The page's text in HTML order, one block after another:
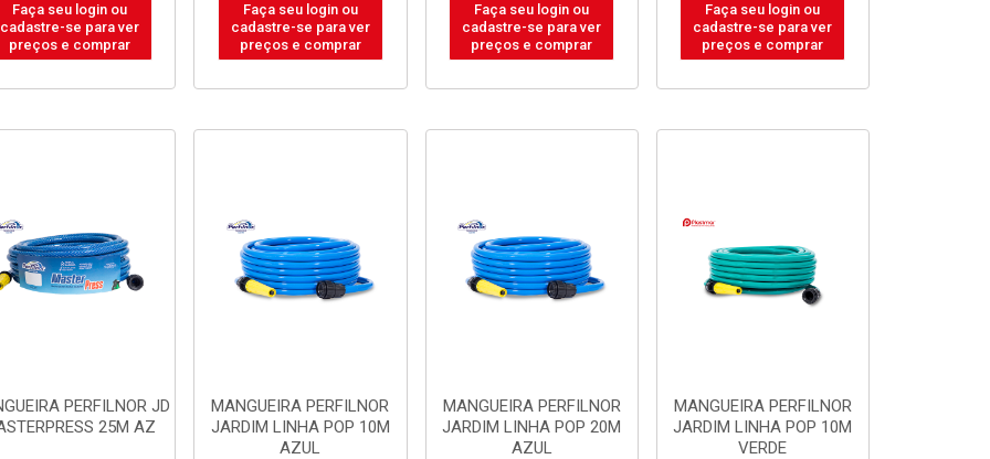
Faça seu login ou
cadastre-se para ver
preços e comprar
Faça seu login ou
cadastre-se para ver
preços e comprar
Faça seu login ou
cadastre-se para ver
preços e comprar
Faça seu login ou
cadastre-se para ver
preços e comprar
PERFILNOR JD
25M AZ
MANGUEIRA PERFILNOR
JARDIM LINHA POP 10M
AZUL
MANGUEIRA PERFILNOR
JARDIM LINHA POP 20M
AZUL
MANGUEIRA PERFILNOR
JARDIM LINHA POP 10M
VERDE